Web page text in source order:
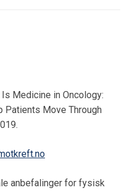
Medicine in Oncology:
Patients Move Through
anbefalinger for fysisk